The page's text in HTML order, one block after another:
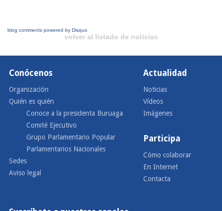
blog comments powered by Disqus
volver al listado de noticias
Conócenos
Organización
Quién es quién
Conoce a la presidenta Buruaga
Comité Ejecutivo
Grupo Parlamentario Popular
Parlamentarios Nacionales
Sedes
Aviso legal
Actualidad
Noticias
Vídeos
Imágenes
Participa
Cómo colaborar
En Internet
Contacta